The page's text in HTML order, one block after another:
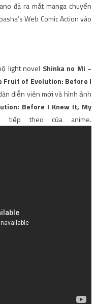
đã ra mắt manga chuyển
Web Comic Action vào
light novel Shinka no Mi ~
Fruit of Evolution: Before I
diễn viên mới và hình ảnh
Before I Knew It, My
tiếp theo của anime.